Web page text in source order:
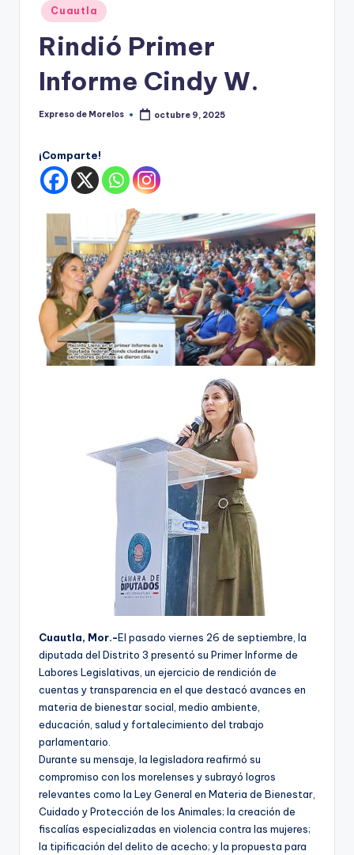
el
Publicado
en
Cuautla
Rindió Primer
Informe Cindy W.
Publicado
Expreso de Morelos octubre 9, 2025
¡Comparte!
Cuautla, Mor.-El pasado viernes 26 de septiembre, la
diputada del Distrito 3 presentó su Primer Informe de
Labores Legislativas, un ejercicio de rendición de
cuentas y transparencia en el que destacó avances en
materia de bienestar social, medio ambiente,
educación, salud y fortalecimiento del trabajo
parlamentario.
Durante su mensaje, la legisladora reafirmó su
compromiso con los morelenses y subrayó logros
relevantes como la Ley General en Materia de Bienestar,
Cuidado y Protección de los Animales; la creación de
fiscalías especializadas en violencia contra las mujeres;
la tipificación del delito de acecho; y la propuesta para